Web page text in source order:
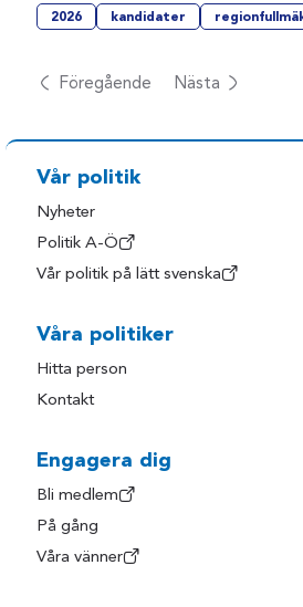
2026 kandidater
Föregående Nästa
Vår politik
Nyheter
Politik A-Ö
Vår politik på lätt svenska
Våra politiker
Hitta person
Kontakt
Engagera dig
Bli medlem
På gång
Våra vänner